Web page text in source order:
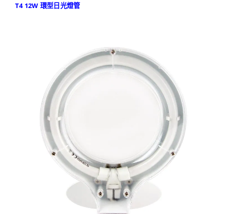
T4 12W 環型日光燈管